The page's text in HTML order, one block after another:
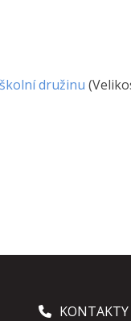
družinu
KONTAKTY